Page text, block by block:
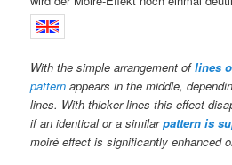
With the simple arrangement oflines
pattern appears in the middle,
lines. With thicker lines this effect
if an identical or a similarpattern is
moiré effect is significantly enhanced